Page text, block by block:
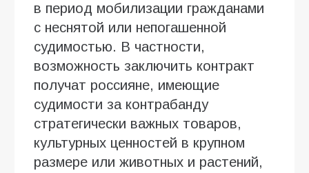
в период мобилизации гражданами
с неснятой или непогашенной
судимостью. В частности,
возможность заключить контракт
получат россияне, имеющие
судимости за контрабанду
стратегически важных товаров,
культурных ценностей в крупном
размере или животных и растений,